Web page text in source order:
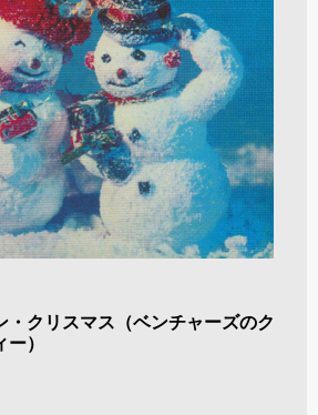
・クリスマス（ベンチャーズのク
）